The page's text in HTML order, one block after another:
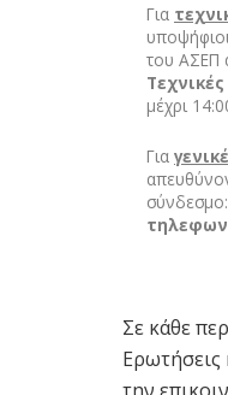
Για
του ΑΣΕΠ
μέχρι
Για
σύνδεσμο:
Σε κάθε
Ερωτήσεις